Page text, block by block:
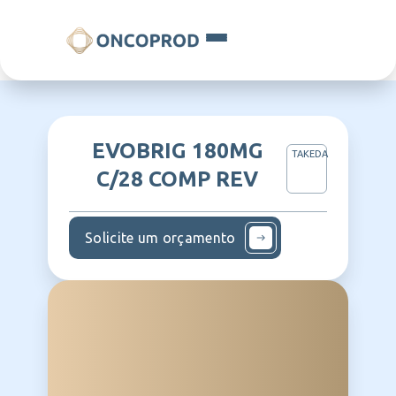
EVOBRIG 180MG
C/28 COMP REV
TAKEDA
Solicite um orçamento